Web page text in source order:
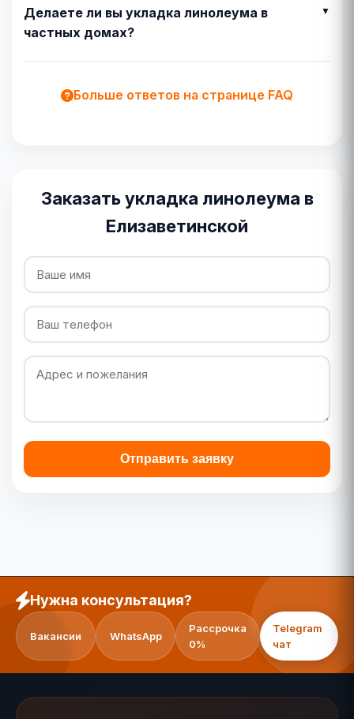
Делаете ли вы укладка линолеума в
частных домах?
Больше ответов на странице FAQ
Заказать укладка линолеума в
Елизаветинской
Отправить заявку
Нужна консультация?
Вакансии WhatsApp
Рассрочка
0%
Telegram
чат